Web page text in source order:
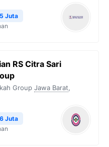
Juta
RS Citra Sari
Group Jawa Barat,
Juta